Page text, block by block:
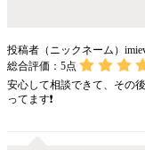
投稿者（ニックネーム）
総合評価： 5点
安心して相談できて、その
ってます❗